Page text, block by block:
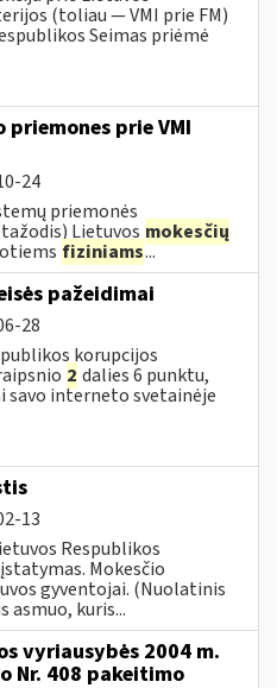
(toliau — VMI prie FM)
Seimas priėmė
prie VMI
24
priemonės
Lietuvos mokesčių
fiziniams...
pažeidimai
28
korupcijos
2 dalies 6 punktu,
savo interneto svetainėje
13
Respublikos
Mokesčio
gyventojai. (Nuolatinis
asmuo, kuris...
vyriausybės 2004 m.
Nr. 408 pakeitimo